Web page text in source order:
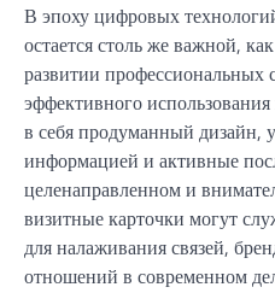
В эпоху цифровых
остается столь же важной,
развитии профессиональных
эффективного
в себя продуманный дизайн,
информацией и активные
целенаправленном и
визитные карточки могут
для налаживания связей,
отношений в современном